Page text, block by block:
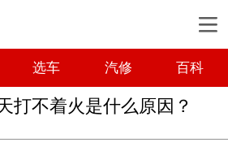
选车 汽修 百科
打不着火是什么原因？